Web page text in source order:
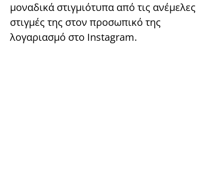
μοναδικά στιγμιότυπα από τις ανέμελες
στιγμές της στον προσωπικό της
λογαριασμό στο Instagram.